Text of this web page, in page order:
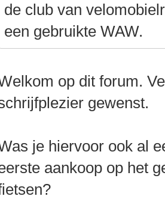
de club van
een gebruikte WAW.
op dit forum.
gewenst.
je hiervoor ook al
aankoop op het